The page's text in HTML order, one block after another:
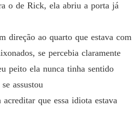
o de Rick, ela abriu a porta já
direção ao quarto que estava com
se percebia claramente
peito ela nunca tinha sentido
assustou
que essa idiota estava